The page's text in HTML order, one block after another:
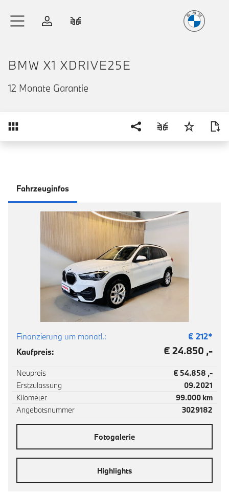
Anmelden
BMW X1 XDRIVE25E
12 Monate Garantie
Fahrzeuginfos
Finanzierung um monatl.: € 212*
Kaufpreis:
€ 24.850 ,-
Neupreis
€ 54.858 ,-
Erstzulassung
09.2021
Kilometer
99.000 km
Angebotsnummer
3029182
Fotogalerie
Highlights